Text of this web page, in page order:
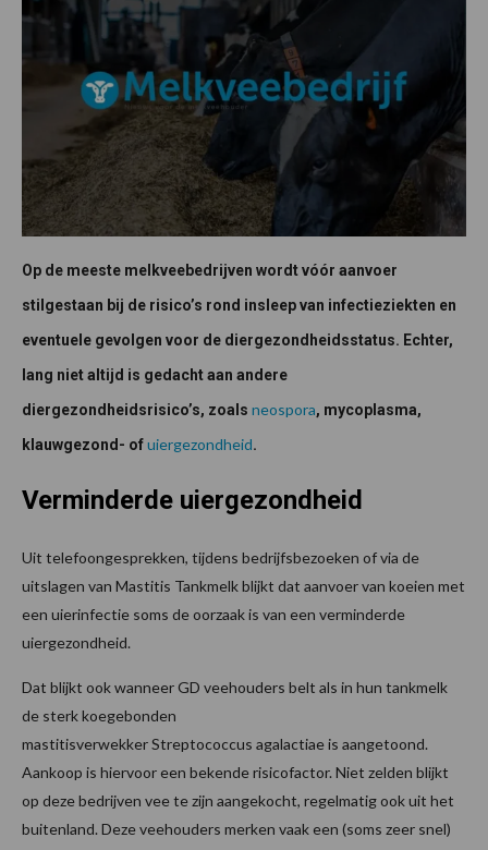
Op de meeste melkveebedrijven wordt vóór aanvoer
stilgestaan bij de risico’s rond insleep van infectieziekten en
eventuele gevolgen voor de diergezondheidsstatus. Echter,
lang niet altijd is gedacht aan andere
diergezondheidsrisico’s, zoals neospora, mycoplasma,
klauwgezond- ofuiergezondheid.
Verminderde uiergezondheid
Uit telefoongesprekken, tijdens bedrijfsbezoeken of via de
uitslagen van Mastitis Tankmelk blijkt dat aanvoer van koeien met
een uierinfectie soms de oorzaak is van een verminderde
uiergezondheid.
Dat blijkt ook wanneer GD veehouders belt als in hun tankmelk
de sterk koegebonden
mastitisverwekker Streptococcus agalactiae is aangetoond.
Aankoop is hiervoor een bekende risicofactor. Niet zelden blijkt
op deze bedrijven vee te zijn aangekocht, regelmatig ook uit het
buitenland. Deze veehouders merken vaak een (soms zeer snel)